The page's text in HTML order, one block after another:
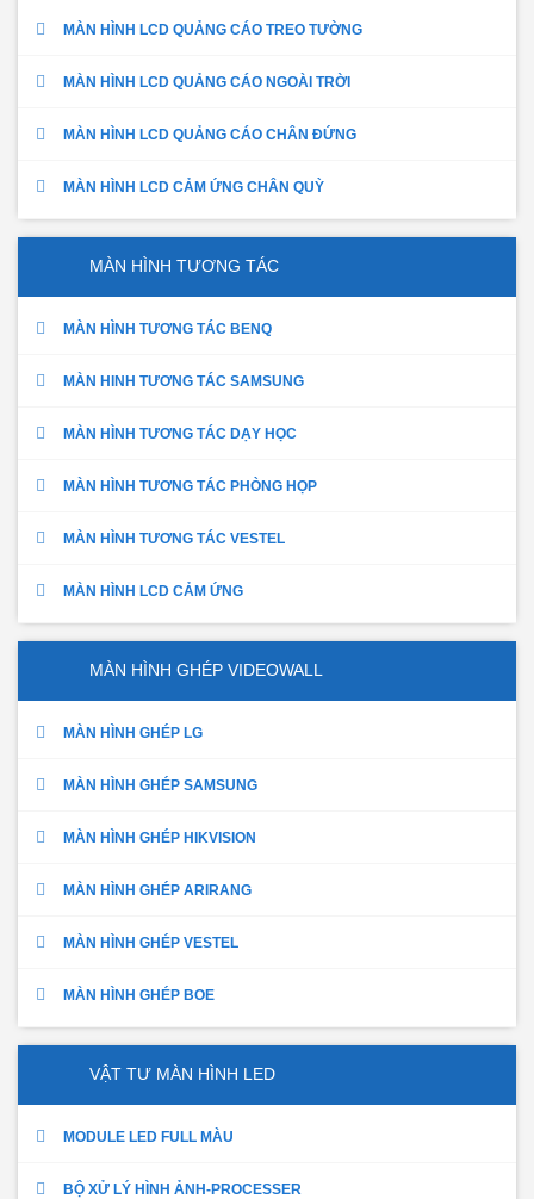
MÀN HÌNH LCD QUẢNG CÁO TREO TƯỜNG
MÀN HÌNH LCD QUẢNG CÁO NGOÀI TRỜI
MÀN HÌNH LCD QUẢNG CÁO CHÂN ĐỨNG
MÀN HÌNH LCD CẢM ỨNG CHÂN QUỲ
MÀN HÌNH TƯƠNG TÁC
MÀN HÌNH TƯƠNG TÁC BENQ
MÀN HINH TƯƠNG TÁC SAMSUNG
MÀN HÌNH TƯƠNG TÁC DẠY HỌC
MÀN HÌNH TƯƠNG TÁC PHÒNG HỌP
MÀN HÌNH TƯƠNG TÁC VESTEL
MÀN HÌNH LCD CẢM ỨNG
MÀN HÌNH GHÉP VIDEOWALL
MÀN HÌNH GHÉP LG
MÀN HÌNH GHÉP SAMSUNG
MÀN HÌNH GHÉP HIKVISION
MÀN HÌNH GHÉP ARIRANG
MÀN HÌNH GHÉP VESTEL
MÀN HÌNH GHÉP BOE
VẬT TƯ MÀN HÌNH LED
MODULE LED FULL MÀU
BỘ XỬ LÝ HÌNH ẢNH-PROCESSER